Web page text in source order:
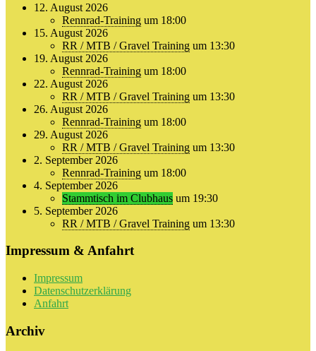
12. August 2026
Rennrad-Training um 18:00
15. August 2026
RR / MTB / Gravel Training um 13:30
19. August 2026
Rennrad-Training um 18:00
22. August 2026
RR / MTB / Gravel Training um 13:30
26. August 2026
Rennrad-Training um 18:00
29. August 2026
RR / MTB / Gravel Training um 13:30
2. September 2026
Rennrad-Training um 18:00
4. September 2026
Stammtisch im Clubhaus um 19:30
5. September 2026
RR / MTB / Gravel Training um 13:30
Impressum & Anfahrt
Impressum
Datenschutzerklärung
Anfahrt
Archiv